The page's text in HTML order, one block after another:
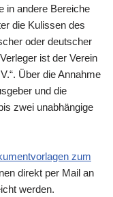
in andere Bereiche
die Kulissen des
oder deutscher
ist der Verein
Über die Annahme
und die
zwei unabhängige
zum
direkt per Mail an
werden.